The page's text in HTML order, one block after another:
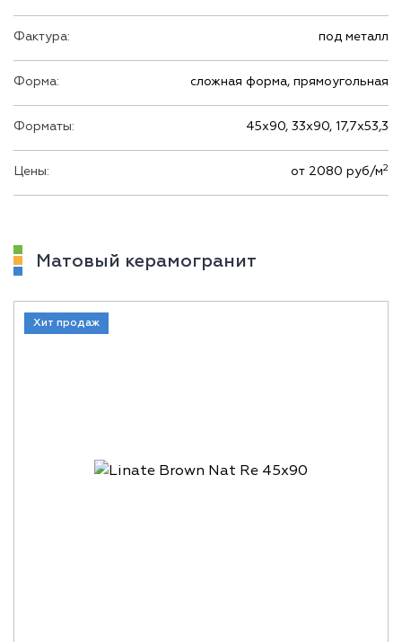
Фактура: под металл
Форма: сложная форма, прямоугольная
Форматы: 45х90, 33х90, 17,7х53,3
Цены: от 2080 руб/м2
Матовый керамогранит
Хит продаж